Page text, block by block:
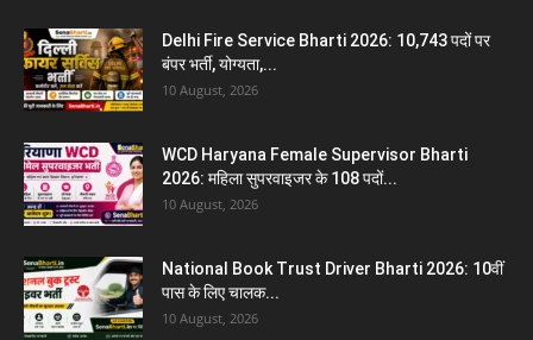
Delhi Fire Service Bharti 2026: 10,743 पदों पर
बंपर भर्ती, योग्यता,...
10 August, 2026
WCD Haryana Female Supervisor Bharti
2026: महिला सुपरवाइजर के 108 पदों...
10 August, 2026
National Book Trust Driver Bharti 2026: 10वीं
पास के लिए चालक...
10 August, 2026